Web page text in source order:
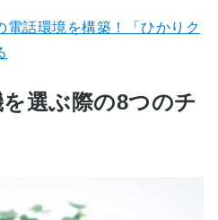
電話環境を構築！「ひかりク
選ぶ際の8つのチ